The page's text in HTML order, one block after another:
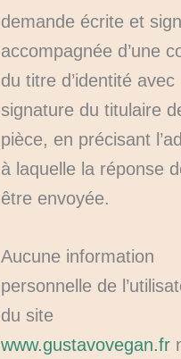
demande écrite et
accompagnée d’une
du titre d’identité avec
signature du titulaire
pièce, en précisant
à laquelle la réponse
être envoyée.
Aucune information
personnelle de
du site
www.gustavovegan.fr